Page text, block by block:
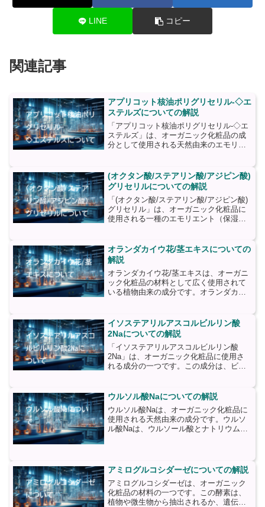
LINE コピー
関連記事
アプリコット核油ポリグリセリル-◇エ
ステルズについての解説
「アプリコット核油ポリグリセリル-◇エ
ステルズ」は、オーガニック化粧品の成
分として使用される天然由来のエモリエ
ルを基にしています。アプリコット核油
は、アプリコットの果実...
(オクタン酸/ステアリン酸/アジピン酸)
グリセリルについての解説
「(オクタン酸/ステアリン酸/アジピン酸)
グリセリル」は、オーガニック化粧品に
使用される一種のエモリエント（保湿
ピン酸）のエステル化反応によって生成
されます。オクタン酸...
オランダカイウ花/茎エキスについての
解説
オランダカイウ花/茎エキスは、オーガニ
ック化粧品の材料として広く使用されて
いる植物由来の成分です。オランダカイ
す。その花や茎から抽出されたエキス
は、肌に様々な恩恵をもたら...
イソステアリルアスコルビルリン酸
2Naについての解説
「イソステアリルアスコルビルリン酸
2Na」は、オーガニック化粧品に使用さ
れる成分の一つです。この成分は、ビタ
テアリルアスコルビルリン酸2Naは、ビ
タミンCの一種である...
ウルソル酸Naについての解説
ウルソル酸Naは、オーガニック化粧品に
使用される天然由来の成分です。ウルソ
ル酸Naは、ウルソール酸とナトリウムの
の健康を促進する効...
アミログルコシダーゼについての解説
アミログルコシダーゼは、オーガニック
化粧品の材料の一つです。この酵素は、
植物や微生物から抽出されるか、遺伝子